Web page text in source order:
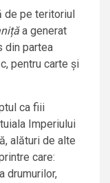
de pe teritoriul
a generat
din partea
pentru carte și
ca fiii
Imperiului
alături de alte
care:
drumurilor,